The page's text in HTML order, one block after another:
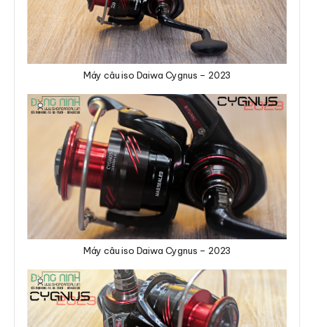
Máy câu iso Daiwa Cygnus – 2023
Máy câu iso Daiwa Cygnus – 2023